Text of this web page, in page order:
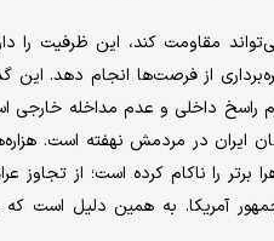
مقاومت کند، این ظرفیت را
از فرصت‌ها انجام دهد. این
راسخ داخلی و عدم مداخله خارجی
ایران در مردمش نهفته است.
را ناکام کرده است؛ از تجاوز
آمریکا. به همین دلیل است